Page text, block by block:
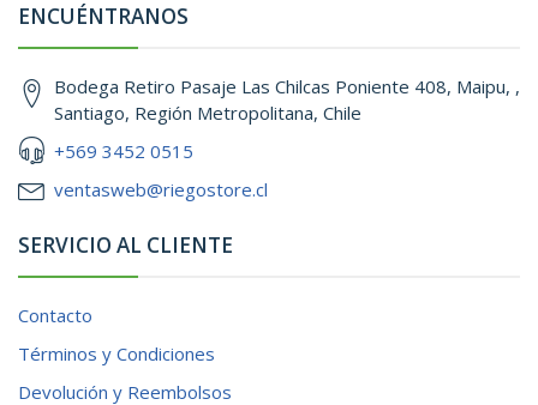
ENCUÉNTRANOS
Bodega Retiro Pasaje Las Chilcas Poniente 408, Maipu, ,
Santiago, Región Metropolitana, Chile
+569 3452 0515
ventasweb@riegostore.cl
SERVICIO AL CLIENTE
Contacto
Términos y Condiciones
Devolución y Reembolsos